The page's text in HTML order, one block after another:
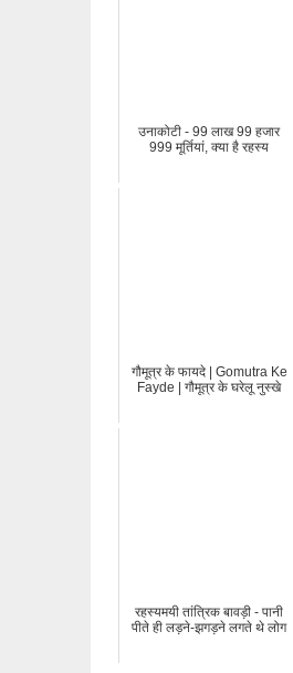
उनाकोटी - 99 लाख 99 हजार
999 मूर्तियां, क्या है रहस्य
गौमूत्र के फायदे | Gomutra Ke
Fayde | गौमूत्र के घरेलू नुस्खे
रहस्यमयी तांत्रिक बावड़ी - पानी
पीते ही लड़ने-झगड़ने लगते थे लोग